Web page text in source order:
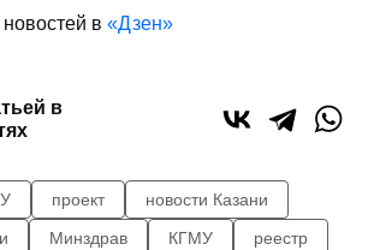
в «Дзен»
в
проект
новости Казани
Минздрав КГМУ
реестр